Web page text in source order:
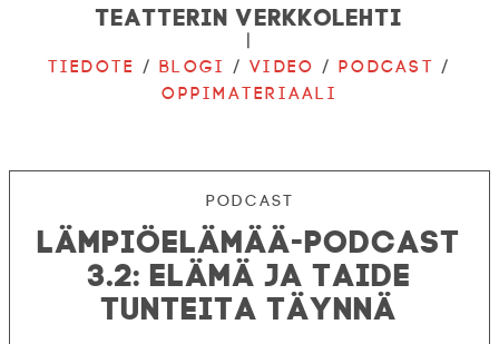
Teatterin verkkolehti
|
Tiedote /Blogi /Video /Podcast /
Oppimateriaali
Podcast
Lämpiöelämää-podcast
3.2: Elämä ja taide
tunteita täynnä